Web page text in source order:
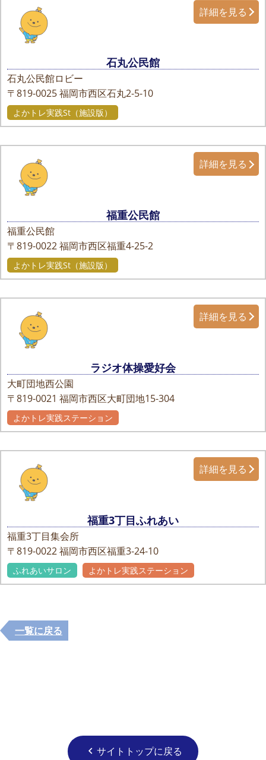
石丸公民館
石丸公民館ロビー
〒819-0025福岡市西区石丸2-5-10
詳細を見る
よかトレ実践St（施設版）
福重公民館
福重公民館
〒819-0022福岡市西区福重4-25-2
詳細を見る
よかトレ実践St（施設版）
ラジオ体操愛好会
大町団地西公園
〒819-0021 福岡市西区大町団地15-304
詳細を見る
よかトレ実践ステーション
福重3丁目ふれあい
福重3丁目集会所
〒819-0022福岡市西区福重3-24-10
詳細を見る
ふれあいサロン よかトレ実践ステーション
一覧に戻る
chevron_left サイトトップに戻る